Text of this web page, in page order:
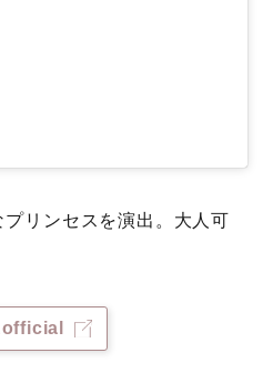
リンセスを演出。大人可